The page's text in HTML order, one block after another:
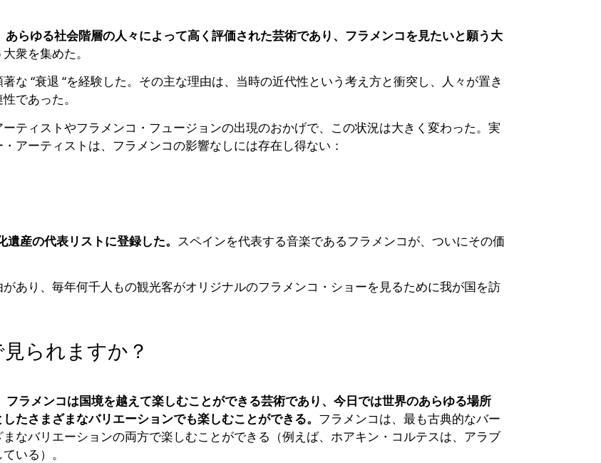
らゆる社会階層の人々によって高く評価された芸術であり、フラメンコを見たいと願う大
衆を集めた。
な “衰退 “を経験した。その主な理由は、当時の近代性という考え方と衝突し、人々が置き
であった。
ティストやフラメンコ・フュージョンの出現のおかげで、この状況は大きく変わった。実
アーティストは、フラメンコの影響なしには存在し得ない：
産の代表リストに登録した。 スペインを代表する音楽であるフラメンコが、ついにその価
あり、毎年何千人もの観光客がオリジナルのフラメンコ・ショーを見るために我が国を訪
られますか？
フラメンコは国境を越えて楽しむことができる芸術であり、今日では世界のあらゆる場所
たさまざまなバリエーションでも楽しむことができる。 フラメンコは、最も古典的なバー
なバリエーションの両方で楽しむことができる（例えば、ホアキン・コルテスは、アラブ
いる）。